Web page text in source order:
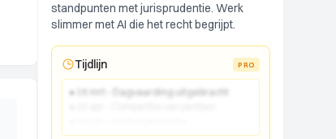
standpunten met jurisprudentie. Werk
slimmer met AI die het recht begrijpt.
Tijdlijn PRO
● 15 mrt - Dagvaarding uitgebracht